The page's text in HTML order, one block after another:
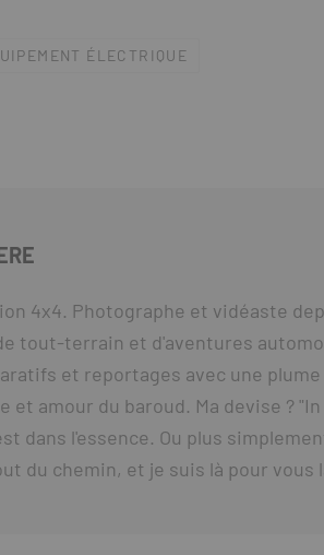
ÉLECTRIQUE
4x4. Photographe et vidéaste
tout-terrain et d'aventures
et reportages avec une plume
amour du baroud. Ma devise ? "In
dans l'essence. Ou plus
du chemin, et je suis là pour vous